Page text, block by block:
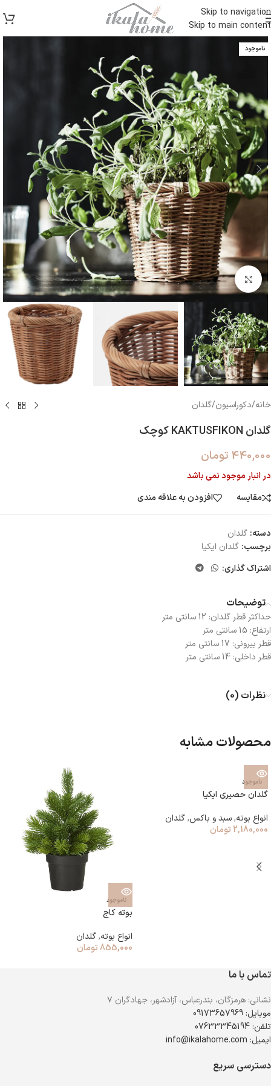
Skip to navigation
Skip to main content
ناموجود
بزرگنمایی تصویر
خانه/دکوراسیون/گلدان
گلدان KAKTUSFIKON کوچک
440,000 تومان
در انبار موجود نمی باشد
مقایسه
افزودن به علاقه مندی
دسته: گلدان
برچسب: گلدان ایکیا
اشتراک گذاری:
توضیحات
حداکثر قطر گلدان: 12 سانتی متر
ارتفاع: 15 سانتی متر
قطر بیرونی: 17 سانتی متر
قطر داخلی: 14 سانتی متر
نظرات (0)
محصولات مشابه
ناموجود
گلدان حصیری ایکیا
انواع بوته,سبد و باکس,گلدان
2,180,000 تومان
ناموجود
بوته کاج
انواع بوته,گلدان
855,000تومان
تماس با ما
نشانی: هرمزگان، بندرعباس، آزادشهر، جهادگران ۷
موبایل: 09173657969
تلفن: 07633345194
ایمیل: info@ikalahome.com
دسترسی سریع